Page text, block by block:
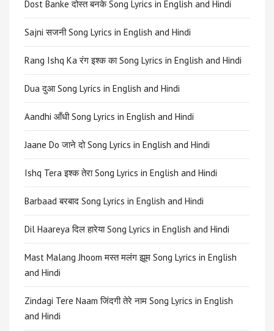
Dost Banke दोस्त बनके Song Lyrics in English and Hindi
Sajni सजनी Song Lyrics in English and Hindi
Rang Ishq Ka रंग इश्क का Song Lyrics in English and Hindi
Dua दुआ Song Lyrics in English and Hindi
Aandhi आँधी Song Lyrics in English and Hindi
Jaane Do जाने दो Song Lyrics in English and Hindi
Ishq Tera इश्क तेरा Song Lyrics in English and Hindi
Barbaad बरबाद Song Lyrics in English and Hindi
Dil Haareya दिल हारेया Song Lyrics in English and Hindi
Mast Malang Jhoom मस्त मलंग झूम Song Lyrics in English
and Hindi
Zindagi Tere Naam जिंदगी तेरे नाम Song Lyrics in English
and Hindi